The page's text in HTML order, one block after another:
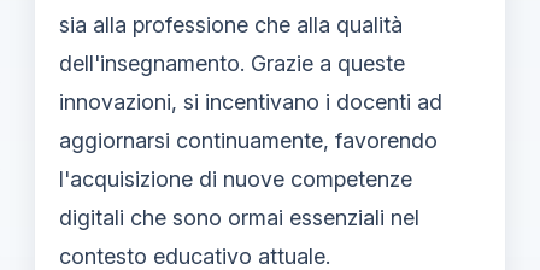
sia alla professione che alla qualità
dell'insegnamento. Grazie a queste
innovazioni, si incentivano i docenti ad
aggiornarsi continuamente, favorendo
l'acquisizione di nuove competenze
digitali che sono ormai essenziali nel
contesto educativo attuale.